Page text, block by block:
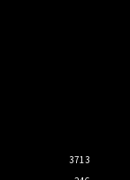
3713